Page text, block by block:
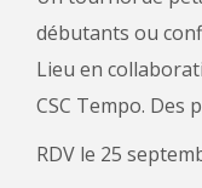
débutants ou
Lieu en
CSC Tempo. Des
RDV le 25